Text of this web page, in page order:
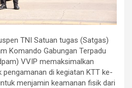
TNI Satuan tugas (Satgas)
Komando Gabungan Terpadu
VVIP memaksimalkan
di kegiatan KTT ke-
menjamin keamanan fisik dari